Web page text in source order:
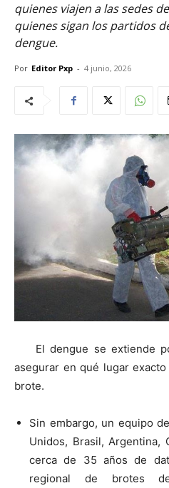
quienes viajen a las sedes
quienes sigan los partidos
dengue.
Por Editor Pxp - 4 junio, 2026
El dengue se extiende
asegurar en qué lugar
brote.
Sin embargo, un equipo
Unidos, Brasil, Argentina,
cerca de 35 años de
regional de brotes